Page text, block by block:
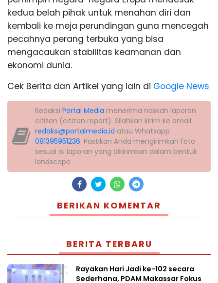
kedua belah pihak untuk menahan diri dan
kembali ke meja perundingan guna mencegah
pecahnya perang terbuka yang bisa
mengacaukan stabilitas keamanan dan
ekonomi dunia.
Cek Berita dan Artikel yang lain di Google News
Redaksi Portal Media menerima naskah laporan
citizen (citizen report). Silahkan kirim ke email:
redaksi@portalmedia.id atau Whatsapp
081395951236. Pastikan Anda mengirimkan foto
sesuai isi laporan yang dikirimkan dalam bentuk
landscape
BERIKAN KOMENTAR
BERITA TERBARU
Rayakan Hari Jadi ke-102 secara
Sederhana, PDAM Makassar Fokus